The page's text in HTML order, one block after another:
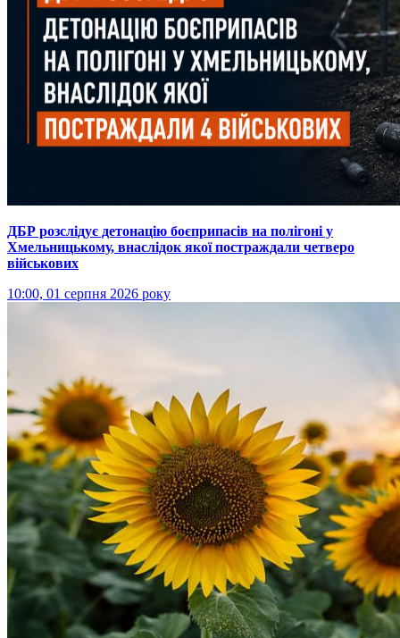
ДБР розслідує детонацію боєприпасів на полігоні у
Хмельницькому, внаслідок якої постраждали четверо
військових
10:00, 01 серпня 2026 року